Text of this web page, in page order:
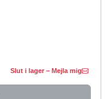
Slut i lager – Mejla mig